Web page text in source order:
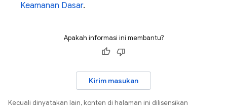
Keamanan Dasar.
Apakah informasi ini membantu?
Kirim masukan
Kecuali dinyatakan lain, konten di halaman ini dilisensikan